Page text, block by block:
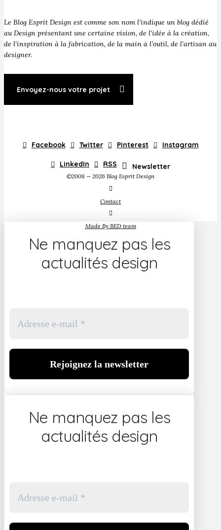
Le Blog Esprit Design est comme son nom l’indique un blog dédié
au Design présentant une certaine vision, de l’idée à la création,
de l’inspiration à la fabrication, de la main à l’outil, de l’artisan au
designer.
Envoyez-nous votre projet
Facebook Twitter Pinterest Instagram
LinkedIn RSS Newsletter
©2008 — 2026 Blog Esprit Design
Contact
Made By BED team
Ne manquez pas les
actualités design
Ne manquez pas les
actualités design